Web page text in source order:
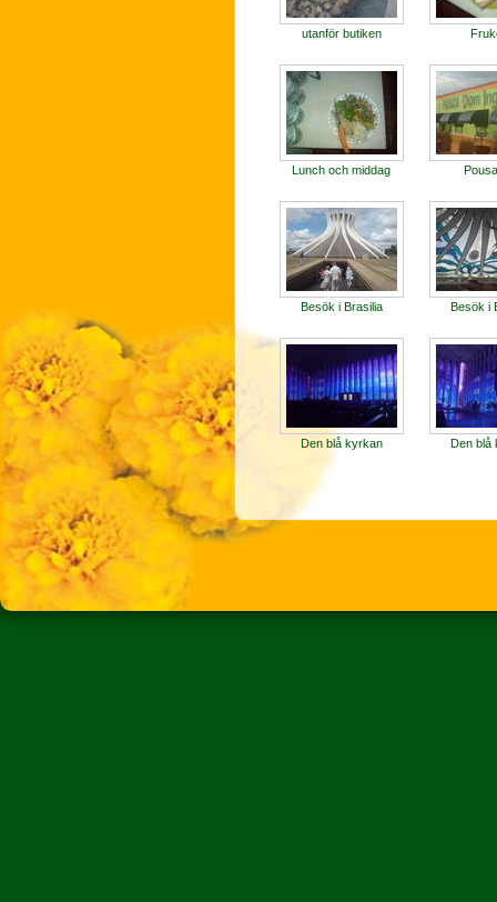
utanför butiken
Lunch och middag
Besök i Brasilia Besök i
Den blå kyrkan Den blå